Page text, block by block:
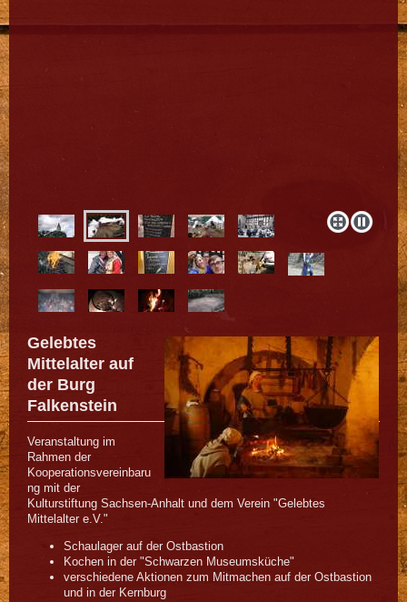
Gelebtes
Mittelalter auf
der Burg
Falkenstein
Veranstaltung im
Rahmen der
Kooperationsvereinbaru
ng mit der
Kulturstiftung Sachsen-Anhalt und dem Verein "Gelebtes
Mittelalter e.V."
Schaulager auf der Ostbastion
Kochen in der "Schwarzen Museumsküche"
verschiedene Aktionen zum Mitmachen auf der Ostbastion
und in der Kernburg